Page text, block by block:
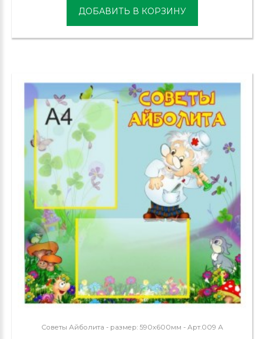
ДОБАВИТЬ В КОРЗИНУ
Советы Айболита - размер: 590х600мм - Арт.009 А